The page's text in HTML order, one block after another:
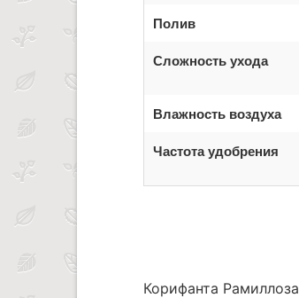
Полив
Сложность ухода
Влажность воздуха
Частота удобрения
Корифанта